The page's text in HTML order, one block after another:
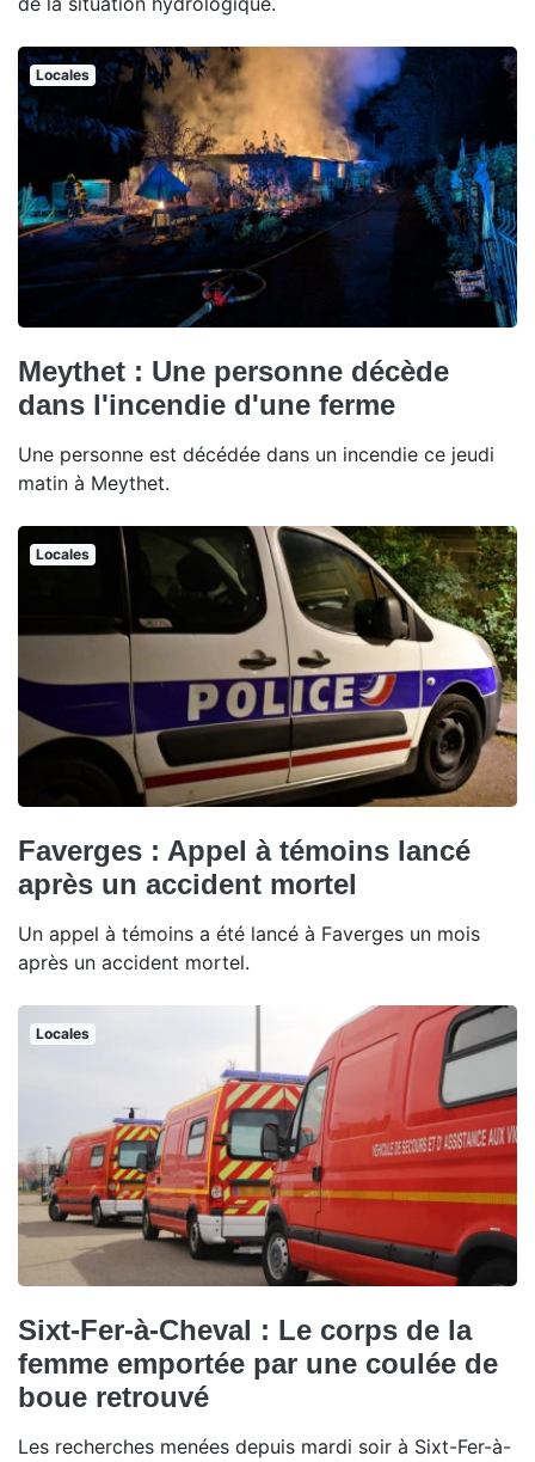
Locales
Meythet : Une personne décède
dans l'incendie d'une ferme
Une personne est décédée dans un incendie ce jeudi
matin à Meythet.
Locales
Faverges : Appel à témoins lancé
après un accident mortel
Un appel à témoins a été lancé à Faverges un mois
après un accident mortel.
Locales
Sixt-Fer-à-Cheval : Le corps de la
femme emportée par une coulée de
boue retrouvé
Les recherches menées depuis mardi soir à Sixt-Fer-à-